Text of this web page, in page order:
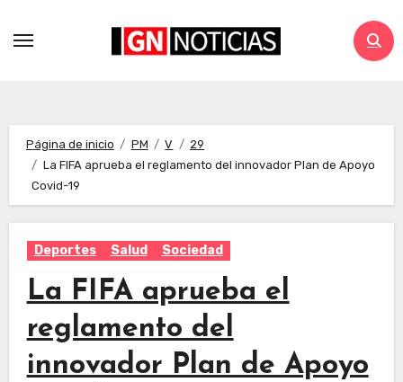
Página de inicio PM V
29
La FIFA aprueba el reglamento del innovador Plan de Apoyo
Covid-19
Deportes Salud Sociedad
La FIFA aprueba el
reglamento del
innovador Plan de Apoyo